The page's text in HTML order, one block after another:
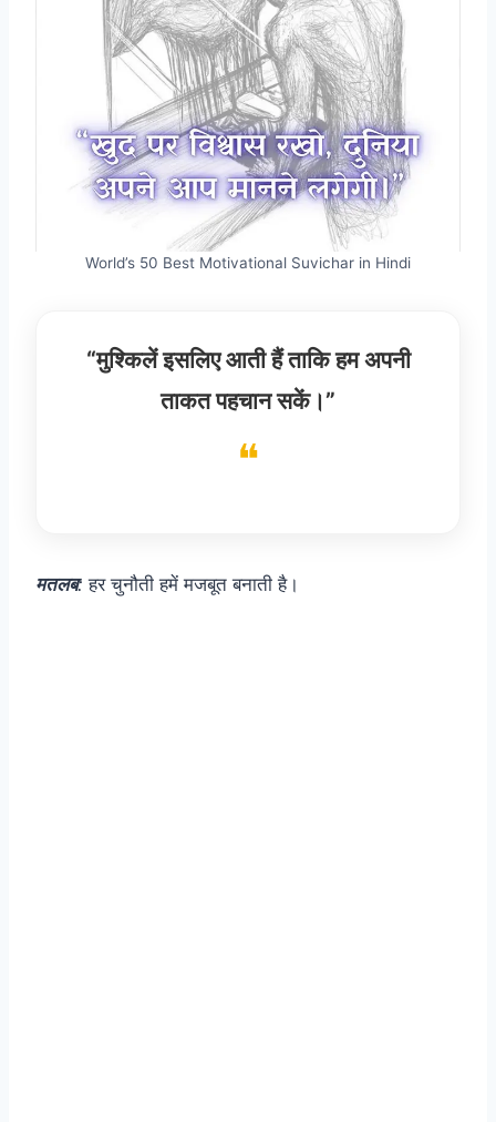
World’s 50 Best Motivational Suvichar in Hindi
“मुश्किलें इसलिए आती हैं ताकि हम अपनी
ताकत पहचान सकें।”
मतलब: हर चुनौती हमें मजबूत बनाती है।